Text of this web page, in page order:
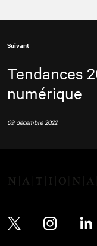
Suivant
Tendances
numérique
09 décembre 2022